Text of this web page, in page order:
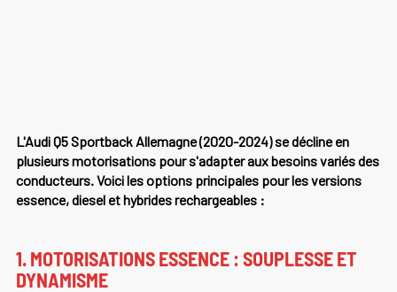
L'Audi Q5 Sportback Allemagne (2020-2024) se décline en
plusieurs motorisations pour s'adapter aux besoins variés des
conducteurs. Voici les options principales pour les versions
essence, diesel et hybrides rechargeables :
1. MOTORISATIONS ESSENCE : SOUPLESSE ET
DYNAMISME